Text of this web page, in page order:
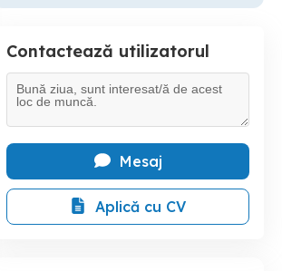
Contactează utilizatorul
Mesaj
Aplică cu CV